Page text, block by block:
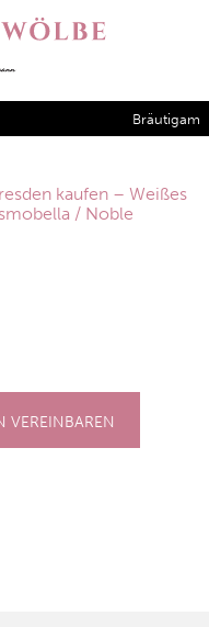
Bräutigam
kaufen – Weißes
/ Noble
VEREINBAREN